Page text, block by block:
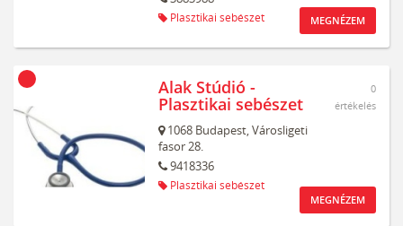
Plasztikai sebészet MEGNÉZEM
Alak Stúdió -
Plasztikai sebészet
1068 Budapest,Városligeti
fasor 28.
9418336
Plasztikai sebészet
0
értékelés
MEGNÉZEM